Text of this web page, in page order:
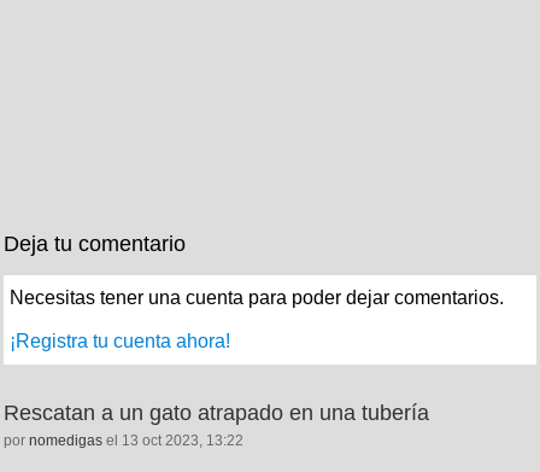
Deja tu comentario
Necesitas tener una cuenta para poder dejar comentarios.
¡Registra tu cuenta ahora!
Rescatan a un gato atrapado en una tubería
por nomedigas el 13 oct 2023, 13:22